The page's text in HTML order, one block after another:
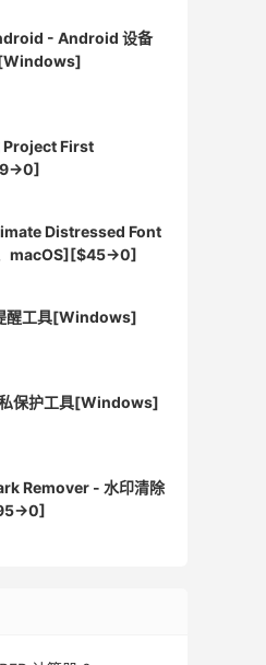
- Android 设备
Project First
Distressed Font
macOS][$45→0]
醒工具[Windows]
保护工具[Windows]
Remover - 水印清除